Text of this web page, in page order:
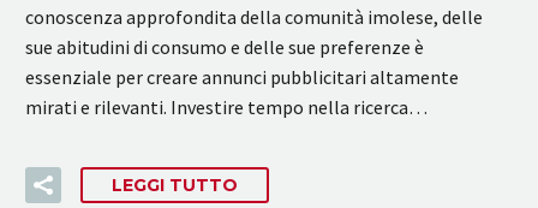
conoscenza approfondita della comunità imolese, delle
sue abitudini di consumo e delle sue preferenze è
essenziale per creare annunci pubblicitari altamente
mirati e rilevanti. Investire tempo nella ricerca…
LEGGI TUTTO